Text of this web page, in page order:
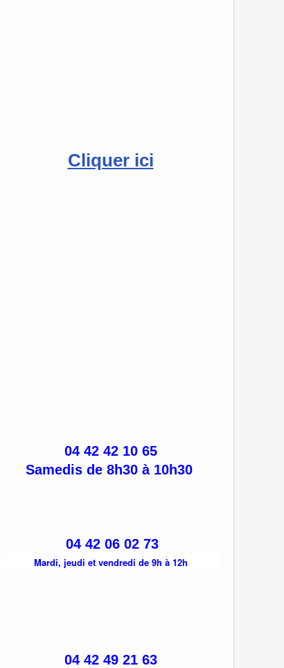
Cliquer ici
04 42 42 10 65
Samedis de 8h30 à 10h30
04 42 06 02 73
Mardi, jeudi et vendredi de 9h à 12h
04 42 49 21 63